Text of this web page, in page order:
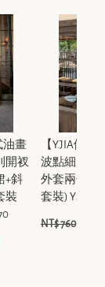
油畫
開衩
+斜
裝
【Y.JIA伊
波點細肩帶
外套兩件套
套裝) YS6-
NT$ 760